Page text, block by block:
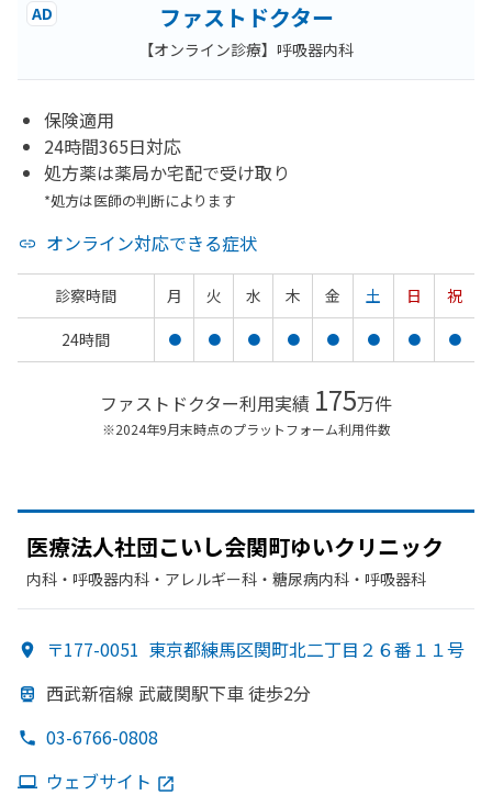
AD ファストドクター
【オンライン診療】呼吸器内科
保険適用
24時間365日対応
処方薬は薬局か宅配で受け取り
*処方は医師の判断によります
オンライン対応できる症状
診察時間 月 火 水 木 金 土 日
祝
24時間
● ● ● ● ● ● ● ●
ファストドクター利用実績 175万件
※2024年9月末時点のプラットフォーム利用件数
医療法人社団こいし会関町ゆいクリニック
内科・​呼吸器内科・​アレルギー科・​糖尿病内科・​呼吸器科
〒177-0051 東京都練馬区関町北二丁目２６番１１号
西武新宿線 武蔵関駅下車 徒歩2分
03-6766-0808
ウェブサイト